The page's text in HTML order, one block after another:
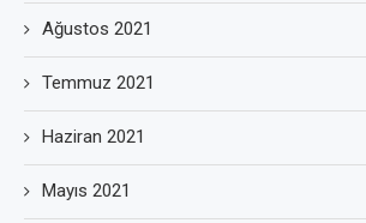
Ağustos 2021
Temmuz 2021
Haziran 2021
Mayıs 2021